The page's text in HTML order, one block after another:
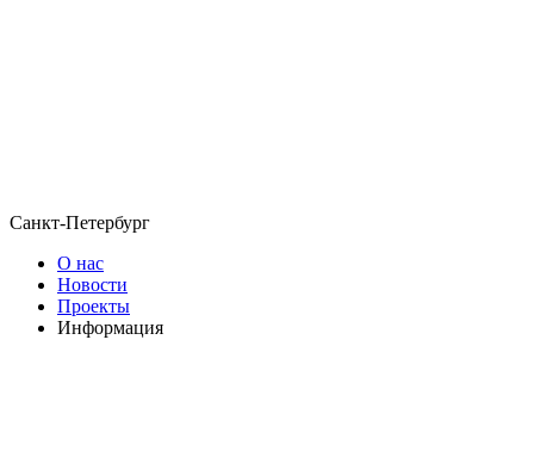
Санкт-Петербург
О нас
Новости
Проекты
Информация